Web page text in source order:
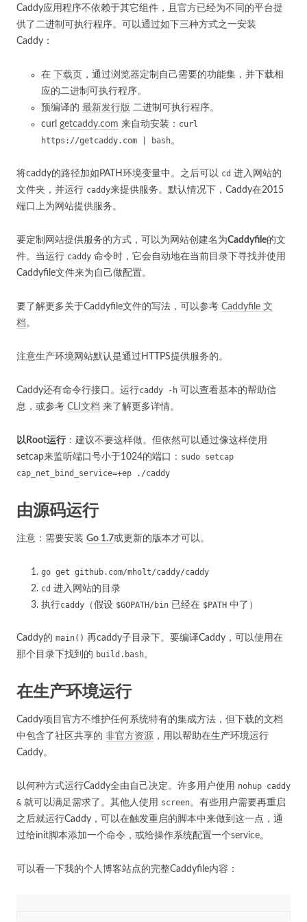
Caddy应用程序不依赖于其它组件，且官方已经为不同的平台提
供了二进制可执行程序。可以通过如下三种方式之一安装
Caddy：
在 下载页
，通过浏览器定制自己需要的功能集，并下载相
应的二进制可执行程序。
预编译的 最新发行版 二进制可执行程序。
curl getcaddy.com 来自动安装： curl
https://getcaddy.com | bash。
将caddy的路径加如PATH环境变量中。之后可以 cd 进入网站的
文件夹，并运行 caddy来提供服务。默认情况下，Caddy在2015
端口上为网站提供服务。
要定制网站提供服务的方式，可以为网站创建名为Caddyfile的文
件。当运行 caddy 命令时，它会自动地在当前目录下寻找并使用
Caddyfile文件来为自己做配置。
要了解更多关于Caddyfile文件的写法，可以参考 Caddyfile 文
档。
注意生产环境网站默认是通过HTTPS提供服务的。
Caddy还有命令行接口。运行caddy -h 可以查看基本的帮助信
息，或参考 CLI文档 来了解更多详情。
以Root运行：建议不要这样做。但依然可以通过像这样使用
setcap来监听端口号小于1024的端口： sudo setcap
cap_net_bind_service=+ep ./caddy
由源码运行
注意：需要安装 Go 1.7或更新的版本才可以。
go get github.com/mholt/caddy/caddy
cd 进入网站的目录
执行caddy （假设 $GOPATH/bin 已经在 $PATH 中了）
Caddy的 main() 再caddy子目录下。要编译Caddy，可以使用在
那个目录下找到的 build.bash。
在生产环境运行
Caddy项目官方不维护任何系统特有的集成方法，但下载的文档
中包含了社区共享的 非官方资源 ，用以帮助在生产环境运行
Caddy。
以何种方式运行Caddy全由自己决定。许多用户使用 nohup caddy
& 就可以满足需求了。其他人使用 screen。有些用户需要再重启
之后就运行Caddy，可以在触发重启的脚本中来做到这一点，通
过给init脚本添加一个命令，或给操作系统配置一个service。
可以看一下我的个人博客站点的完整Caddyfile内容：